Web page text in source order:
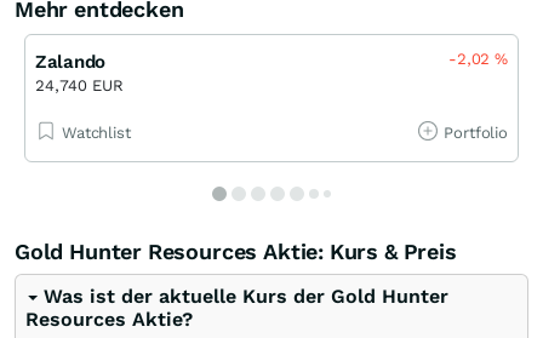
Mehr entdecken
Zalando
24,740 EUR
-2,02%
Watchlist Portfolio
Gold Hunter Resources Aktie: Kurs & Preis
Was ist der aktuelle Kurs der Gold Hunter
Resources Aktie?